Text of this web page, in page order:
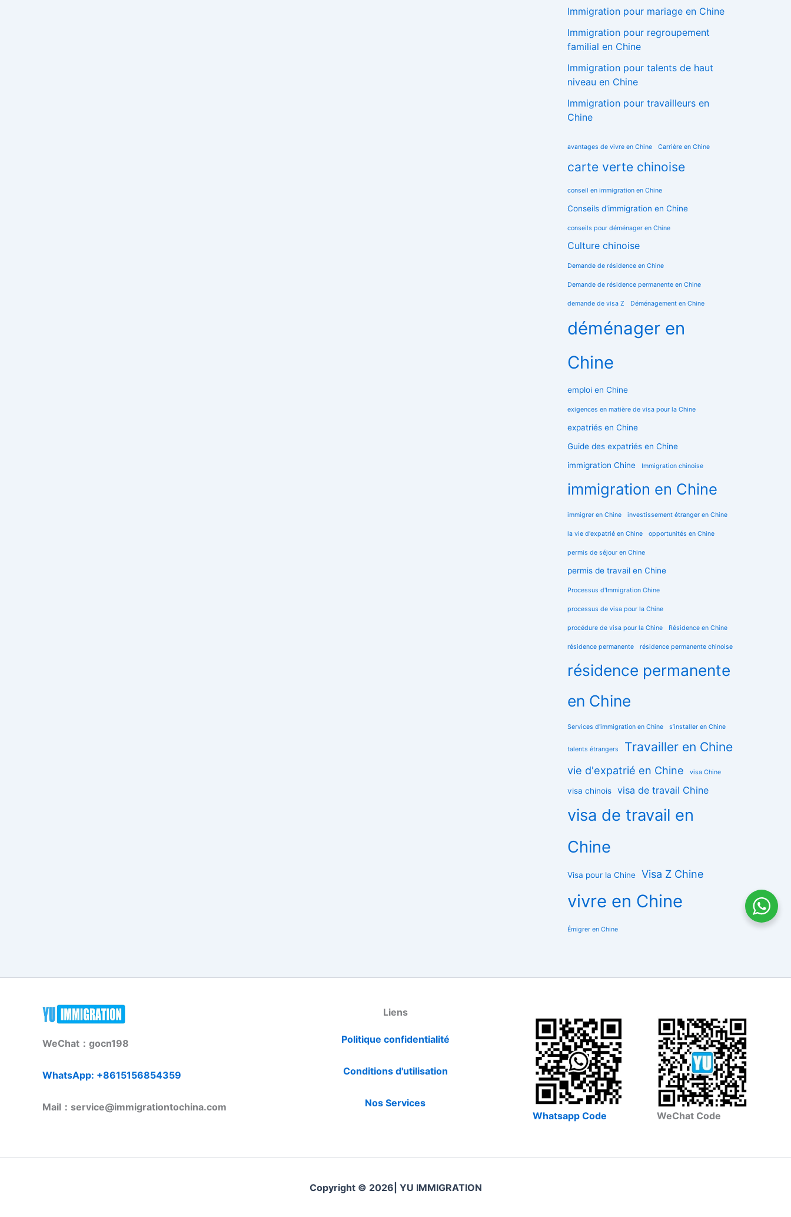
Immigration pour mariage en Chine
Immigration pour regroupement
familial en Chine
Immigration pour talents de haut
niveau en Chine
Immigration pour travailleurs en
Chine
avantages de vivre en Chine Carrière en Chine
carte verte chinoise
conseil en immigration en Chine
Conseils d'immigration en Chine
conseils pour déménager en Chine
Culture chinoise
Demande de résidence en Chine
Demande de résidence permanente en Chine
demande de visa Z Déménagement en Chine
déménager en
Chine
emploi en Chine
exigences en matière de visa pour la Chine
expatriés en Chine
Guide des expatriés en Chine
immigration Chine
Immigration chinoise
immigration en Chine
immigrer en Chine investissement étranger en Chine
la vie d'expatrié en Chine opportunités en Chine
permis de séjour en Chine
permis de travail en Chine
Processus d'Immigration Chine
processus de visa pour la Chine
procédure de visa pour la Chine Résidence en Chine
résidence permanente résidence permanente chinoise
résidence permanente
en Chine
Services d'immigration en Chine s’installer en Chine
talents étrangers Travailler en Chine
vie d'expatrié en Chine visa Chine
visa chinois visa de travail Chine
visa de travail en
Chine
Visa pour la Chine Visa Z Chine
vivre en Chine
Émigrer en Chine
WeChat：gocn198
WhatsApp: +8615156854359
Mail：service@immigrationtochina.com
Liens
Politique confidentialité
Conditions d'utilisation
Nos Services
Whatsapp Code
WeChat Code
Copyright © 2026| YU IMMIGRATION